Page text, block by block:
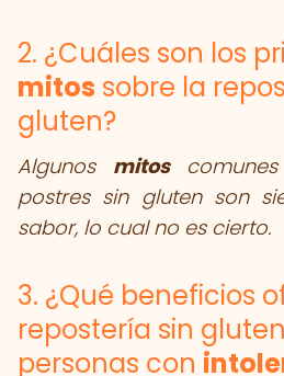
2. ¿Cuáles son los
mitos sobre la
gluten?
Algunos mitoscomunes
postres sin gluten son
sabor, lo cual no es cierto.
3. ¿Qué beneficios
repostería sin
personas con